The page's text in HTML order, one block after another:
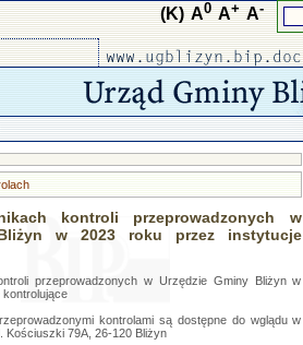
(K) A0 A+ A-
kontroli przeprowadzonych w
w 2023 roku przez instytucje
przeprowadzonych w Urzędzie Gminy Bliżyn w
kontrolami są dostępne do wglądu w
Kościuszki 79A, 26-120 Bliżyn